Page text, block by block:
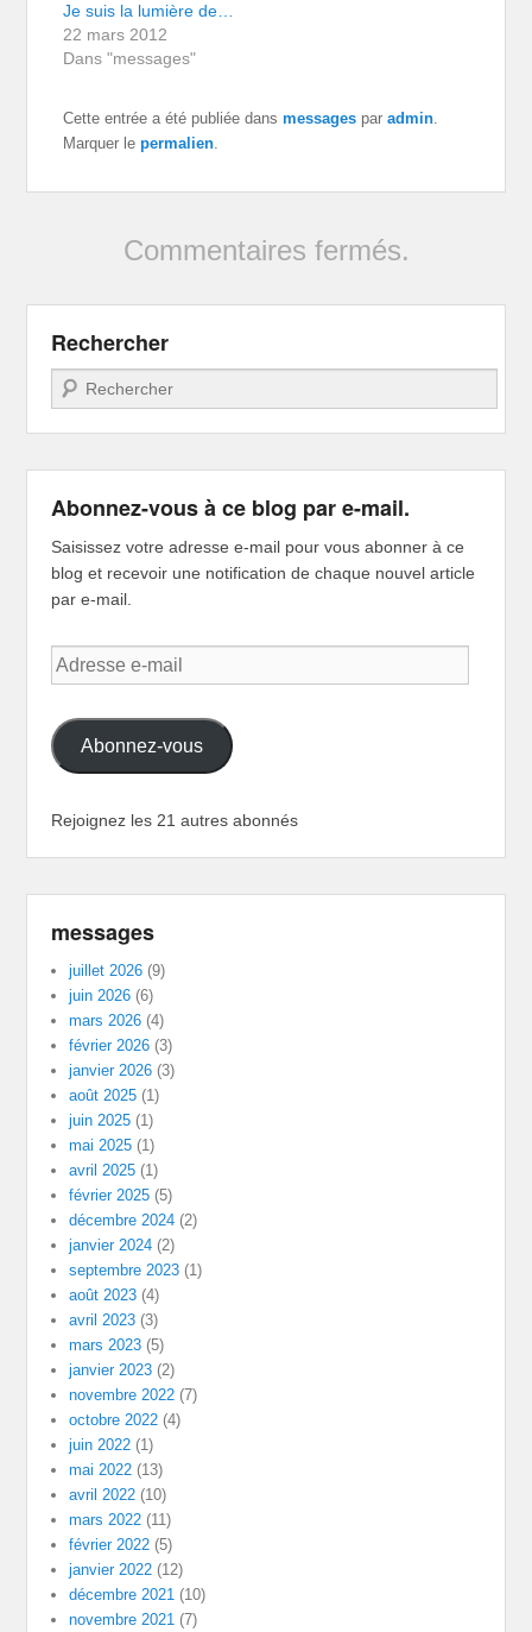
Je suis la lumière de…
22 mars 2012
Dans "messages"
Cette entrée a été publiée dansmessages paradmin.
Marquer lepermalien.
Commentaires fermés.
Rechercher
Recherche
Abonnez-vous à ce blog par e-mail.
Saisissez votre adresse e-mail pour vous abonner à ce
blog et recevoir une notification de chaque nouvel article
par e-mail.
Adresse
e-
Abonnez-vous
Rejoignez les 21 autres abonnés
messages
juillet 2026 (9)
juin 2026 (6)
mars 2026 (4)
février 2026 (3)
janvier 2026 (3)
août 2025 (1)
juin 2025 (1)
mai 2025 (1)
avril 2025 (1)
février 2025 (5)
décembre 2024 (2)
janvier 2024 (2)
septembre 2023 (1)
août 2023 (4)
avril 2023 (3)
mars 2023 (5)
janvier 2023 (2)
novembre 2022 (7)
octobre 2022 (4)
juin 2022 (1)
mai 2022 (13)
avril 2022 (10)
mars 2022 (11)
février 2022 (5)
janvier 2022 (12)
décembre 2021 (10)
novembre 2021 (7)